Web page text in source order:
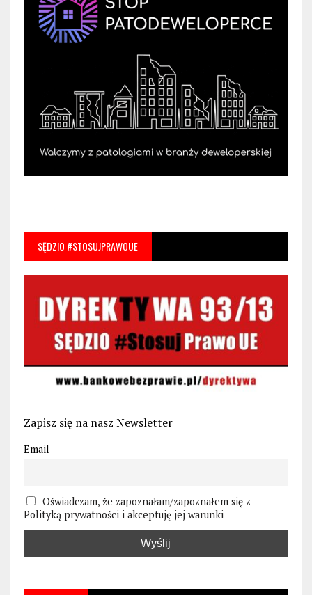
SĘDZIO #STOSUJPRAWOUE
Zapisz się na nasz Newsletter
Email
Oświadczam, że zapoznałam/zapoznałem się z
Polityką prywatności i akceptuję jej warunki